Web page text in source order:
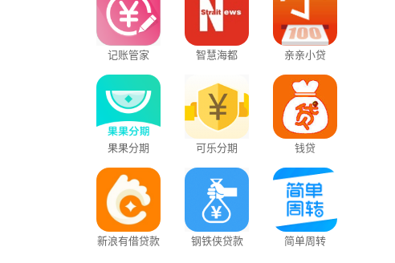
记账管家 智慧海都 亲亲小贷
果果分期 可乐分期 钱贷
新浪有借贷款 钢铁侠贷款 简单周转